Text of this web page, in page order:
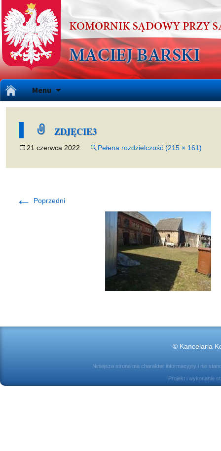
Menu
do
ZDJĘCIE3
21 czerwca 2022 Pełena rozdzielczość (215 × 161)
← Poprzedni
© Kancelaria
Niniejsza strona ma charakter informacyjny i nie
Projekt i wykonanie